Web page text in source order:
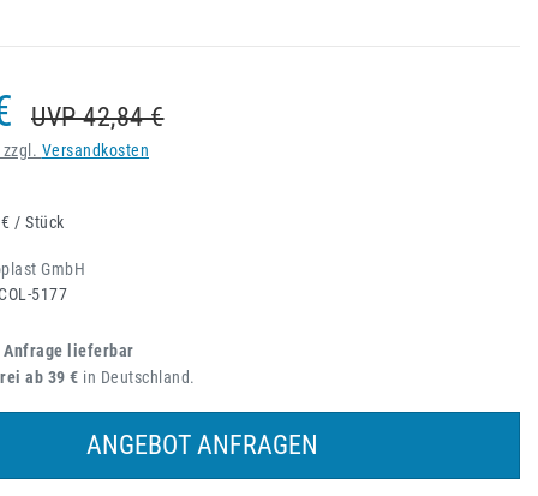
UVP 42,84 €
Versandkosten
/ Stück
GmbH
5177
Anfrage lieferbar
ab 39 € in Deutschland.
ANGEBOT ANFRAGEN